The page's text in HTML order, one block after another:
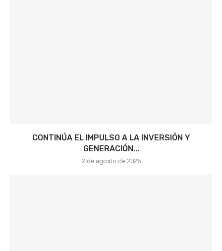
CONTINÚA EL IMPULSO A LA INVERSIÓN Y
GENERACIÓN...
2 de agosto de 2026